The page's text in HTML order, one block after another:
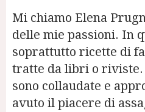
Mi chiamo Elena
delle mie passioni. In
soprattutto ricette di
tratte da libri o riviste.
sono collaudate e
avuto il piacere di